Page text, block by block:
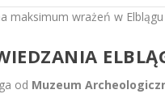
maksimum wrażeń w
od Muzeum